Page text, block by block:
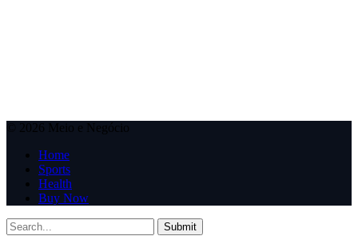
© 2026 Meio e Negócio
Home
Sports
Health
Buy Now
Submit